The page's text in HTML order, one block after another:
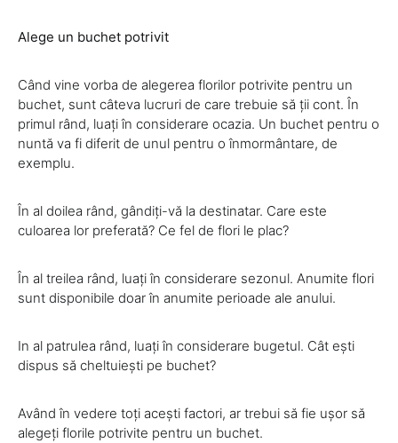
Alege un buchet potrivit
Când vine vorba de alegerea florilor potrivite pentru un
buchet, sunt câteva lucruri de care trebuie să ții cont. În
primul rând, luați în considerare ocazia. Un buchet pentru o
nuntă va fi diferit de unul pentru o înmormântare, de
exemplu.
În al doilea rând, gândiți-vă la destinatar. Care este
culoarea lor preferată? Ce fel de flori le plac?
În al treilea rând, luați în considerare sezonul. Anumite flori
sunt disponibile doar în anumite perioade ale anului.
In al patrulea rând, luați în considerare bugetul. Cât ești
dispus să cheltuiești pe buchet?
Având în vedere toți acești factori, ar trebui să fie ușor să
alegeți florile potrivite pentru un buchet.